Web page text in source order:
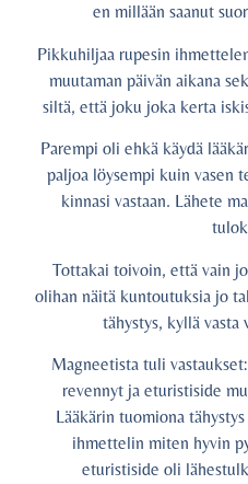
en millään saanut
Pikkuhiljaa rupesin
muutaman päivän aikana
siltä, että joku joka kerta
Parempi oli ehkä käydä
paljoa löysempi kuin vasen
kinnasi vastaan. Lähete
Tottakai toivoin, että vain
olihan näitä kuntoutuksia jo
tähystys, kyllä vasta
Magneetista tuli
revennyt ja eturistiside
Lääkärin tuomiona
ihmettelin miten hyvin
eturistiside oli